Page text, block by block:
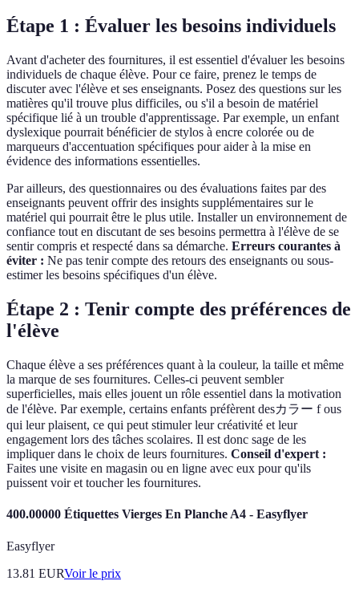
Étape 1 : Évaluer les besoins individuels
Avant d'acheter des fournitures, il est essentiel d'évaluer les besoins
individuels de chaque élève. Pour ce faire, prenez le temps de
discuter avec l'élève et ses enseignants. Posez des questions sur les
matières qu'il trouve plus difficiles, ou s'il a besoin de matériel
spécifique lié à un trouble d'apprentissage. Par exemple, un enfant
dyslexique pourrait bénéficier de stylos à encre colorée ou de
marqueurs d'accentuation spécifiques pour aider à la mise en
évidence des informations essentielles.
Par ailleurs, des questionnaires ou des évaluations faites par des
enseignants peuvent offrir des insights supplémentaires sur le
matériel qui pourrait être le plus utile. Installer un environnement de
confiance tout en discutant de ses besoins permettra à l'élève de se
sentir compris et respecté dans sa démarche. Erreurs courantes à
éviter : Ne pas tenir compte des retours des enseignants ou sous-
estimer les besoins spécifiques d'un élève.
Étape 2 : Tenir compte des préférences de
l'élève
Chaque élève a ses préférences quant à la couleur, la taille et même
la marque de ses fournitures. Celles-ci peuvent sembler
superficielles, mais elles jouent un rôle essentiel dans la motivation
de l'élève. Par exemple, certains enfants préfèrent desカラー f ous
qui leur plaisent, ce qui peut stimuler leur créativité et leur
engagement lors des tâches scolaires. Il est donc sage de les
impliquer dans le choix de leurs fournitures. Conseil d'expert :
Faites une visite en magasin ou en ligne avec eux pour qu'ils
puissent voir et toucher les fournitures.
400.00000 Étiquettes Vierges En Planche A4 - Easyflyer
Easyflyer
13.81 EURVoir le prix